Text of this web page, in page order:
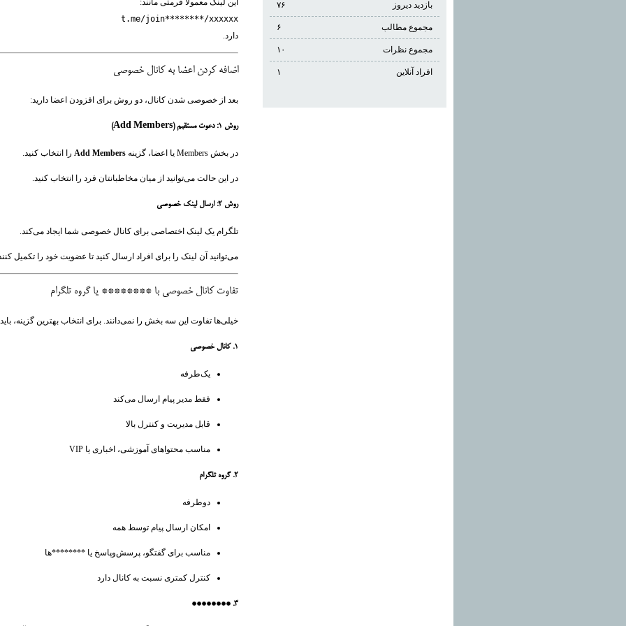
این لینک معمولاً فرمتی مانند:
t.me/join********/xxxxxx
دارد.
اضافه کردن اعضا به کانال خصوصی
بعد از خصوصی شدن کانال، دو روش برای افزودن اعضا دارید:
روش ۱: دعوت مستقیم (Add Members)
در بخش Members یا اعضا، گزینه Add Members را انتخاب کنید.
در این حالت می‌توانید از میان مخاطبانتان فرد را انتخاب کنید.
روش ۲: ارسال لینک خصوصی
تلگرام یک لینک اختصاصی برای کانال خصوصی شما ایجاد می‌کند.
می‌توانید آن لینک را برای افراد ارسال کنید تا عضویت خود را تکمیل
تفاوت کانال خصوصی با ******** یا گروه تلگرام
خیلی‌ها تفاوت این سه بخش را نمی‌دانند. برای انتخاب بهترین گزینه،
۱. کانال خصوصی
یک‌طرفه
فقط مدیر پیام ارسال می‌کند
قابل مدیریت و کنترل بالا
مناسب محتواهای آموزشی، اخباری یا VIP
۲. گروه تلگرام
دوطرفه
امکان ارسال پیام توسط همه
مناسب برای گفتگو، پرسش‌وپاسخ یا ********‌ها
کنترل کمتری نسبت به کانال دارد
۳. ********
بازدید دیروز ۷۶
مجموع مطالب ۶
مجموع نظرات ۱۰
افراد آنلاین ۱